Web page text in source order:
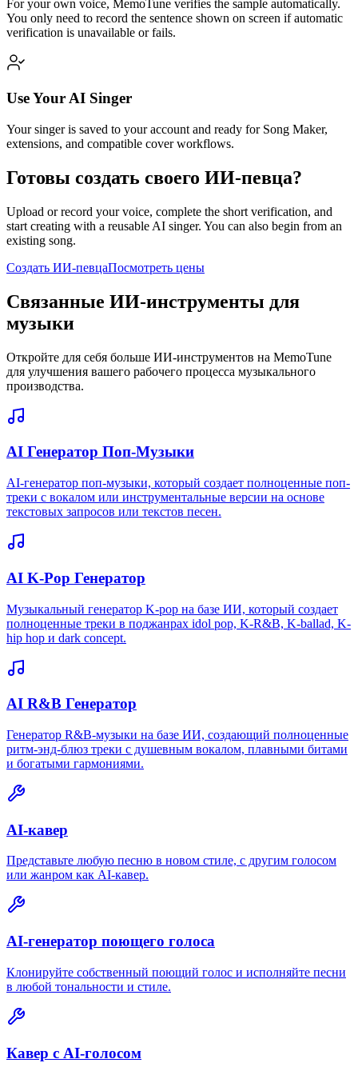
For your own voice, MemoTune verifies the sample automatically.
You only need to record the sentence shown on screen if automatic
verification is unavailable or fails.
Use Your AI Singer
Your singer is saved to your account and ready for Song Maker,
extensions, and compatible cover workflows.
Готовы создать своего ИИ-певца?
Upload or record your voice, complete the short verification, and
start creating with a reusable AI singer. You can also begin from an
existing song.
Создать ИИ-певцаПосмотреть цены
Связанные ИИ-инструменты для
музыки
Откройте для себя больше ИИ-инструментов на MemoTune
для улучшения вашего рабочего процесса музыкального
производства.
AI Генератор Поп-Музыки
AI-генератор поп-музыки, который создает полноценные поп-
треки с вокалом или инструментальные версии на основе
текстовых запросов или текстов песен.
AI K-Pop Генератор
Музыкальный генератор K-pop на базе ИИ, который создает
полноценные треки в поджанрах idol pop, K-R&B, K-ballad, K-
hip hop и dark concept.
AI R&B Генератор
Генератор R&B-музыки на базе ИИ, создающий полноценные
ритм-энд-блюз треки с душевным вокалом, плавными битами
и богатыми гармониями.
AI-кавер
Представьте любую песню в новом стиле, с другим голосом
или жанром как AI-кавер.
AI-генератор поющего голоса
Клонируйте собственный поющий голос и исполняйте песни
в любой тональности и стиле.
Кавер с AI-голосом